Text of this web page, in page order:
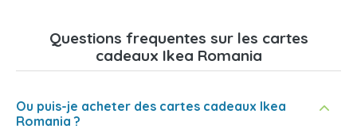
Questions frequentes sur les cartes
cadeaux Ikea Romania
Ou puis-je acheter des cartes cadeaux Ikea
Romania ?